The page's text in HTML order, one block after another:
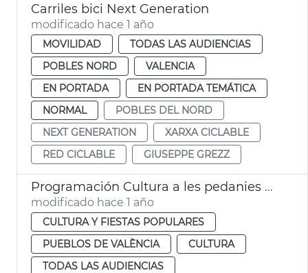
Carriles bici Next Generation
modificado hace 1 año
MOVILIDAD
TODAS LAS AUDIENCIAS
POBLES NORD
VALENCIA
EN PORTADA
EN PORTADA TEMÁTICA
NORMAL
POBLES DEL NORD
NEXT GENERATION
XARXA CICLABLE
RED CICLABLE
GIUSEPPE GREZZ
Programación Cultura a les pedanies València
modificado hace 1 año
CULTURA Y FIESTAS POPULARES
PUEBLOS DE VALÈNCIA
CULTURA
TODAS LAS AUDIENCIAS